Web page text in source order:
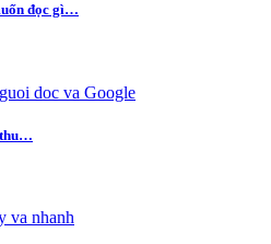
đọc gì…
thu…